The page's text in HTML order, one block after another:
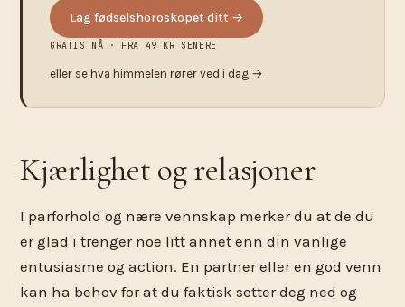
Lag fødselshoroskopet ditt →
GRATIS NÅ · FRA 49 KR SENERE
eller se hva himmelen rører ved i dag →
Kjærlighet og relasjoner
I parforhold og nære vennskap merker du at de du
er glad i trenger noe litt annet enn din vanlige
entusiasme og action. En partner eller en god venn
kan ha behov for at du faktisk setter deg ned og